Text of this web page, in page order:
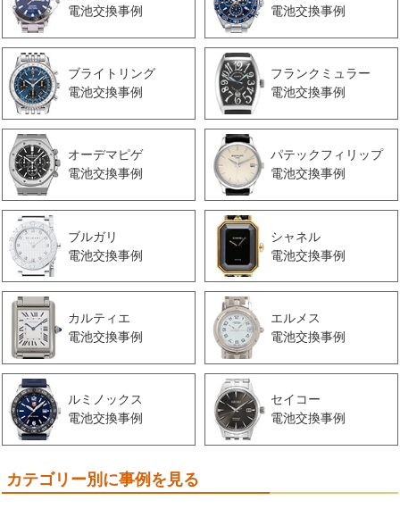
電池交換事例
電池交換事例
ブライトリング
電池交換事例
フランクミュラー
電池交換事例
オーデマピゲ
電池交換事例
パテックフィリップ
電池交換事例
ブルガリ
電池交換事例
シャネル
電池交換事例
カルティエ
電池交換事例
エルメス
電池交換事例
ルミノックス
電池交換事例
セイコー
電池交換事例
カテゴリー別に事例を見る